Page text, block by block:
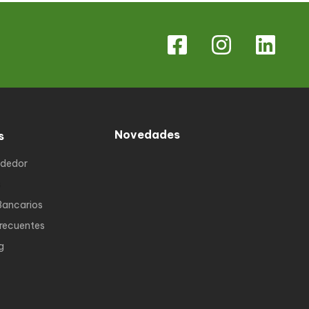
Novedades